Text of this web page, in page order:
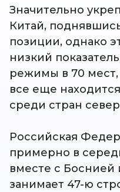
Значительно
Китай,
позиции, однако
низкий
режимы в 70 мест,
все еще
среди стран
Российская
примерно в
вместе с Боснией
занимает 47-ю